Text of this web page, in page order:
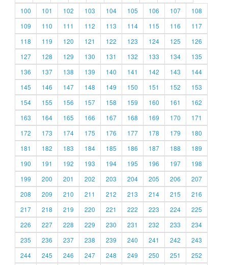
100
101 102 103 104 105 106 107
108
109
110 111 112 113 114 115 116
117
118
119 120 121 122 123 124 125
126
127
128 129 130 131 132 133 134
135
136
137 138 139 140 141 142 143
144
145
146 147 148 149 150 151 152
153
154
155 156 157 158 159 160 161
162
163
164 165 166 167 168 169 170
171
172
173 174 175 176 177 178 179
180
181
182 183 184 185 186 187 188
189
190
191 192 193 194 195 196 197
198
199
200 201 202 203 204 205 206
207
208
209 210 211 212 213 214 215
216
217
218 219 220 221 222 223 224
225
226
227 228 229 230 231 232 233
234
235
236 237 238 239 240 241 242
243
244
245 246 247 248 249 250 251 252